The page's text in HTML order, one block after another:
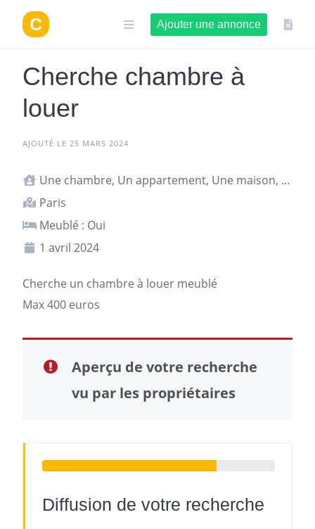
contenu
Ajouter une annonce
Cherche chambre à
louer
AJOUTÉ LE 25 MARS 2024
Une chambre, Un appartement, Une maison, Studio ou T1
Paris
Meublé : Oui
1 avril 2024
Cherche un chambre à louer meublé
Max 400 euros
Aperçu de votre recherche
vu par les propriétaires
Diffusion de votre recherche